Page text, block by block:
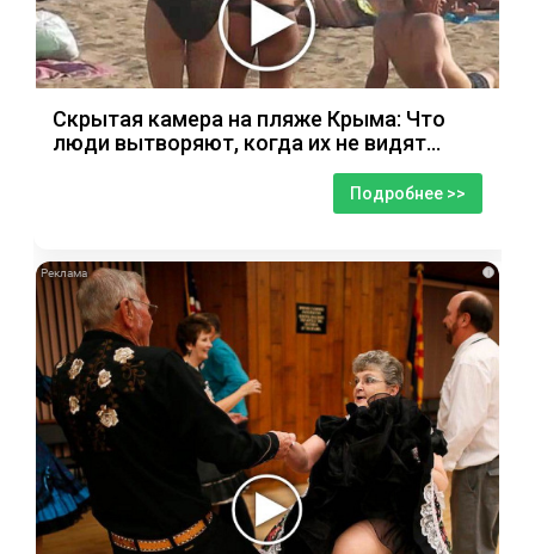
Скрытая камера на пляже Крыма: Что
люди вытворяют, когда их не видят...
Подробнее >>
i